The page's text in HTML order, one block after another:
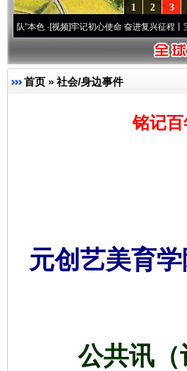
3
2
1
视频]牢记初心使命 奋进复兴征程丨宝塔山下好
首页 » 社会/身边事件
铭记
元创艺美育
公共讯（